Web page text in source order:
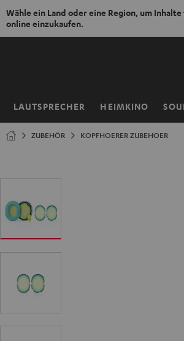
Wähle ein Land oder eine Region, um
online einzukaufen.
ZUM
LAUTSPRECHER HEIMKINO
Startseite
ZUBEHÖR KOPFHOERER ZUBEHOER